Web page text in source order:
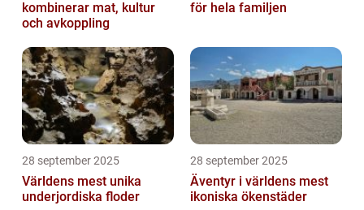
kombinerar mat, kultur
och avkoppling
för hela familjen
28 september 2025
Världens mest unika
underjordiska floder
28 september 2025
Äventyr i världens mest
ikoniska ökenstäder